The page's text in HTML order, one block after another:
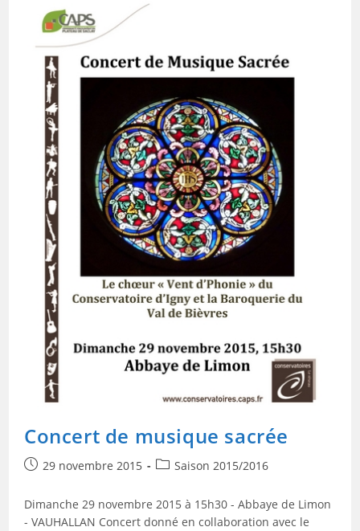
Concert de musique sacrée
29 novembre 2015 Saison 2015/2016
Dimanche 29 novembre 2015 à 15h30 - Abbaye de Limon
- VAUHALLAN Concert donné en collaboration avec le